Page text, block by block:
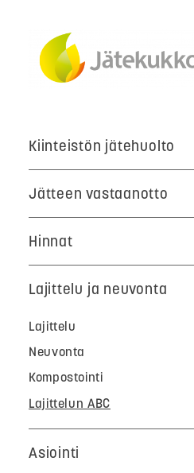
Kiinteistön jätehuolto
Jätteen vastaanotto
Hinnat
Lajittelu ja neuvonta
Lajittelu
Neuvonta
Kompostointi
Lajittelun ABC
Asiointi